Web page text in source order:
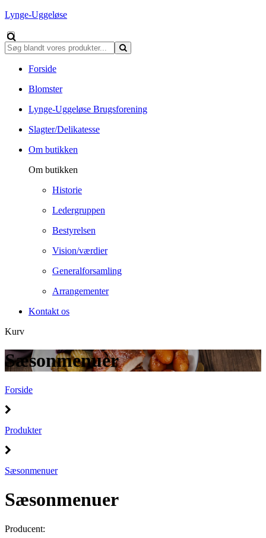
Lynge-Uggeløse
Forside
Blomster
Lynge-Uggeløse Brugsforening
Slagter/Delikatesse
Om butikken
Om butikken
Historie
Ledergruppen
Bestyrelsen
Vision/værdier
Generalforsamling
Arrangementer
Kontakt os
Kurv
Sæsonmenuer
Forside
Produkter
Sæsonmenuer
Sæsonmenuer
Producent: